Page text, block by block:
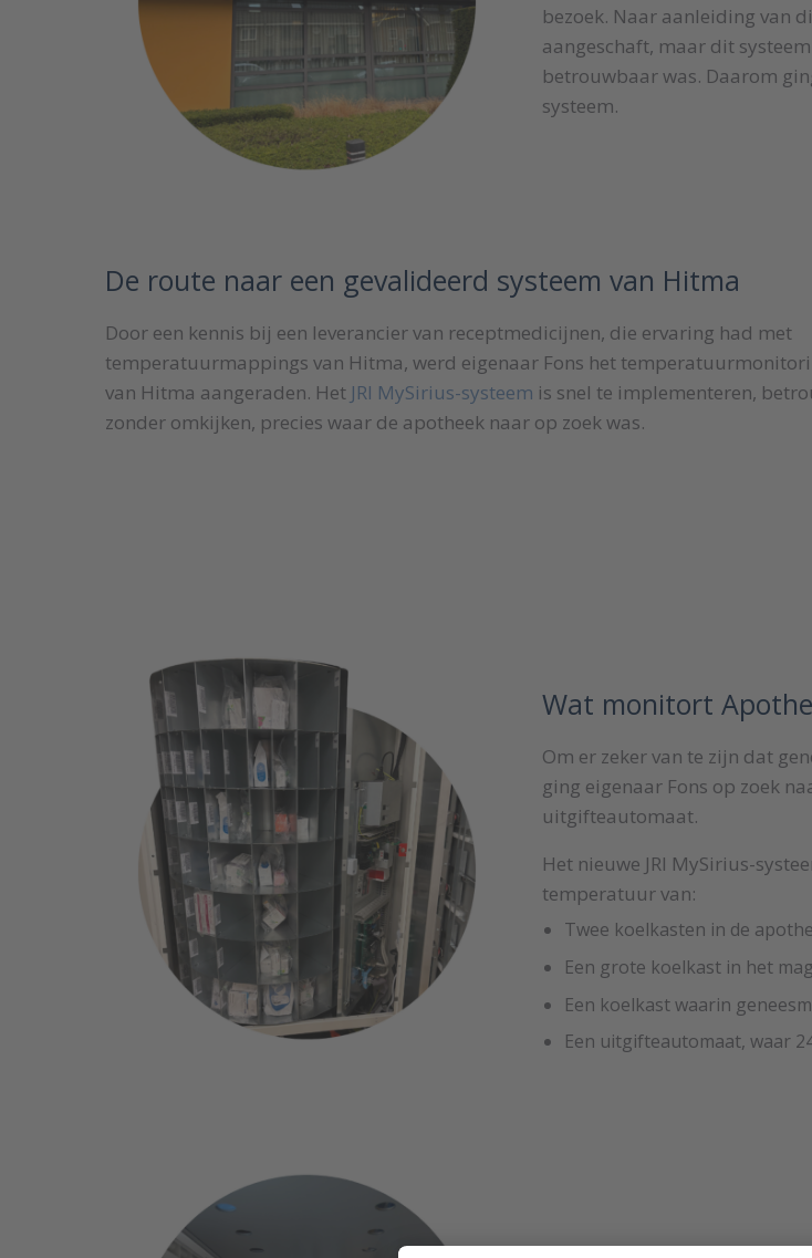
bezoek. Naar aanleiding van
aangeschaft, maar dit
betrouwbaar was. Daarom
systeem.
De route naar een gevalideerd systeem van Hitma
Door een kennis bij een leverancier van receptmedicijnen, die ervaring had met
temperatuurmappings van Hitma, werd eigenaar Fons het
van Hitma aangeraden. Het JRI MySirius-systeem is snel te implementeren,
zonder omkijken, precies waar de apotheek naar op zoek was.
Wat monitort
Om er zeker van te zijn dat
ging eigenaar Fons op zoek
uitgifteautomaat.
Het nieuwe JRI MySirius-
temperatuur van:
Twee koelkasten in de
Een grote koelkast in het
Een koelkast waarin
Een uitgifteautomaat, waar